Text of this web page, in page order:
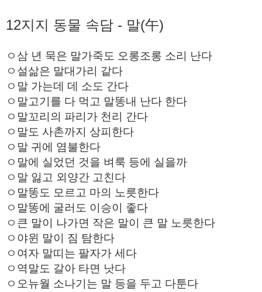
12지지 동물 속담 - 말(午)
ㅇ삼 년 묵은 말가죽도 오롱조롱 소리 난다
ㅇ설삶은 말대가리 같다
ㅇ말 가는데 데 소도 간다
ㅇ말고기를 다 먹고 말똥내 난다 한다
ㅇ말꼬리의 파리가 천리 간다
ㅇ말도 사촌까지 상피한다
ㅇ말 귀에 염불한다
ㅇ말에 실었던 것을 벼룩 등에 실을까
ㅇ말 잃고 외양간 고친다
ㅇ말똥도 모르고 마의 노릇한다
ㅇ말똥에 굴러도 이승이 좋다
ㅇ큰 말이 나가면 작은 말이 큰 말 노릇한다
ㅇ야윈 말이 짐 탐한다
ㅇ여자 말띠는 팔자가 세다
ㅇ역말도 갈아 타면 낫다
ㅇ오뉴월 소나기는 말 등을 두고 다툰다